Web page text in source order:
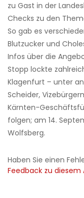
zu Gast in der
Checks zu den
So gab es
Blutzucker und
Infos über die
Stopp lockte
Klagenfurt – unter
Scheider,
Kärnten-
folgen; am 14.
Wolfsberg.
Haben Sie einen
Feedback zu diesem